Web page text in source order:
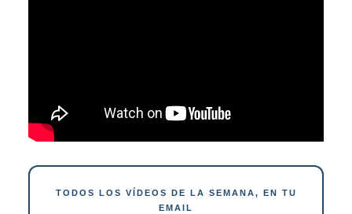
TODOS LOS VÍDEOS DE LA SEMANA, EN TU
EMAIL